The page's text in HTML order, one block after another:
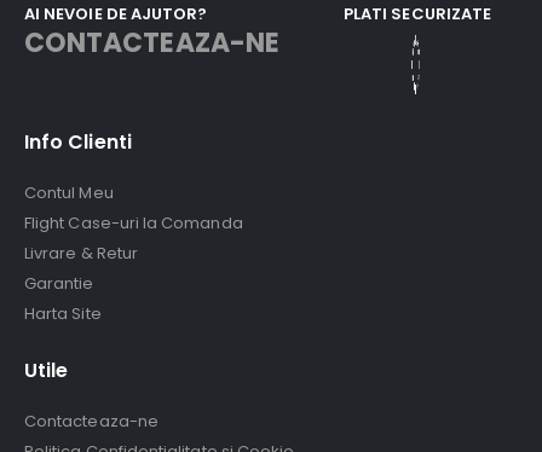
AI NEVOIE DE AJUTOR?
CONTACTEAZA-NE
PLATI SECURIZATE
Info Clienti
Contul Meu
Flight Case-uri la Comanda
Livrare & Retur
Garantie
Harta Site
Utile
Contacteaza-ne